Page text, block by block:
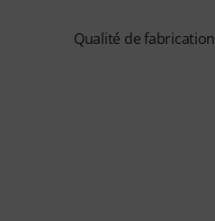
Qualité de fabrication